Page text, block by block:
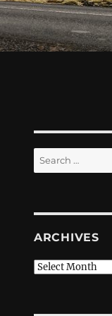
Search
for:
ARCHIVES
Archives